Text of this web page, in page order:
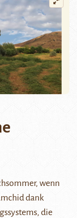
wenn
dank
die